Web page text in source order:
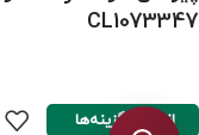
CL1073347
انتخاب گزینه‌ها